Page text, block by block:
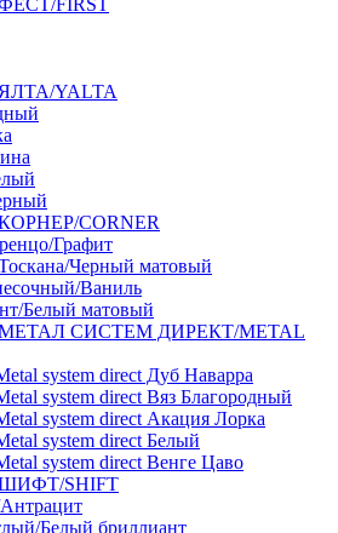
ФЁСТ/FIRST
ЯЛТА/YALTA
КОРНЕР/CORNER
Графит
Черный матовый
Ваниль
Белый матовый
МЕТАЛ СИСТЕМ ДИРЕКТ/METAL
system direct Дуб Наварра
system direct Вяз Благородный
system direct Акация Лорка
system direct Белый
system direct Венге Цаво
ШИФТ/SHIFT
Белый бриллиант